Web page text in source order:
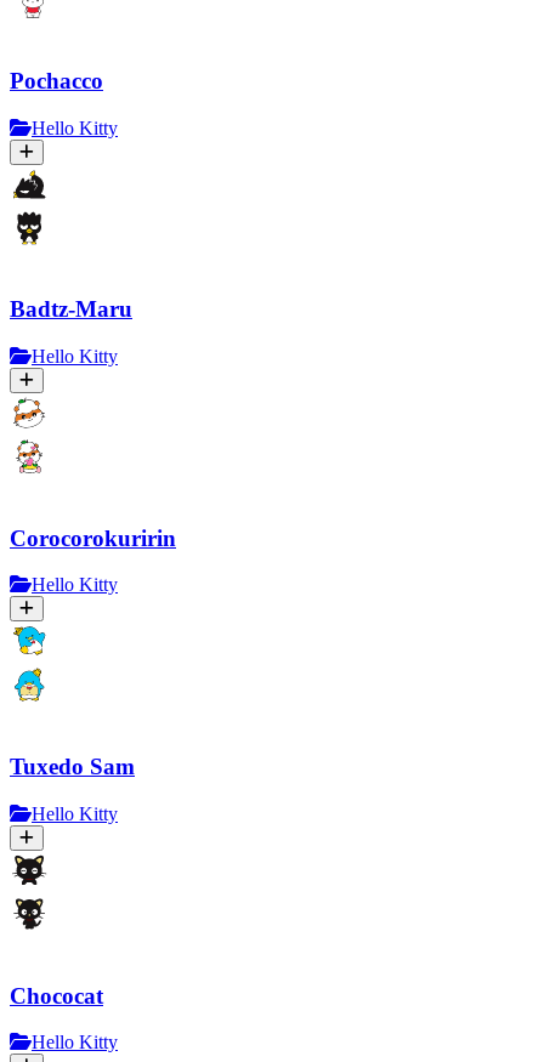
Pochacco
Hello Kitty
Badtz-Maru
Hello Kitty
Corocorokuririn
Hello Kitty
Tuxedo Sam
Hello Kitty
Chococat
Hello Kitty